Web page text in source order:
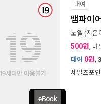
대여
뱀파이
노엘 (지은
500원, 마
대여 0원, 3
세일즈포